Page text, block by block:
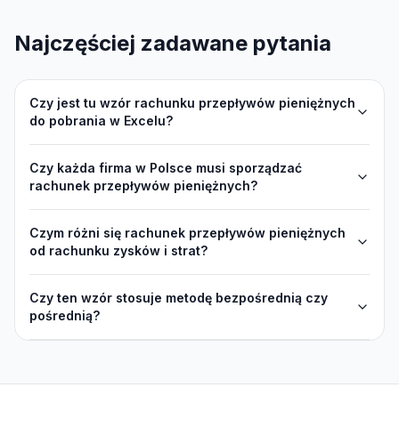
Najczęściej zadawane pytania
Czy jest tu wzór rachunku przepływów pieniężnych
do pobrania w Excelu?
Czy każda firma w Polsce musi sporządzać
rachunek przepływów pieniężnych?
Czym różni się rachunek przepływów pieniężnych
od rachunku zysków i strat?
Czy ten wzór stosuje metodę bezpośrednią czy
pośrednią?